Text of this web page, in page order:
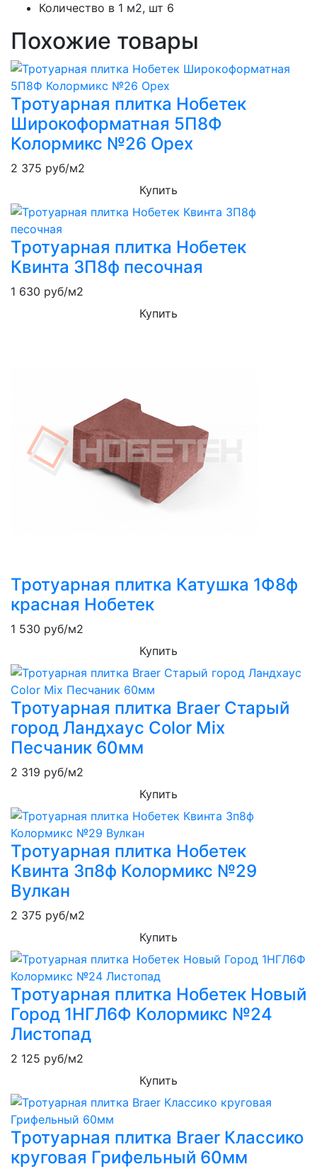
Количество в 1 м2, шт 6
Похожие товары
Тротуарная плитка Нобетек
Широкоформатная 5П8Ф
Колормикс №26 Орех
2 375 руб/м2
Купить
Тротуарная плитка Нобетек
Квинта 3П8ф песочная
1 630 руб/м2
Купить
Тротуарная плитка Катушка 1Ф8ф
красная Нобетек
1 530 руб/м2
Купить
Тротуарная плитка Braer Старый
город Ландхаус Color Mix
Песчаник 60мм
2 319 руб/м2
Купить
Тротуарная плитка Нобетек
Квинта 3п8ф Колормикс №29
Вулкан
2 375 руб/м2
Купить
Тротуарная плитка Нобетек Новый
Город 1НГЛ6Ф Колормикс №24
Листопад
2 125 руб/м2
Купить
Тротуарная плитка Braer Классико
круговая Грифельный 60мм